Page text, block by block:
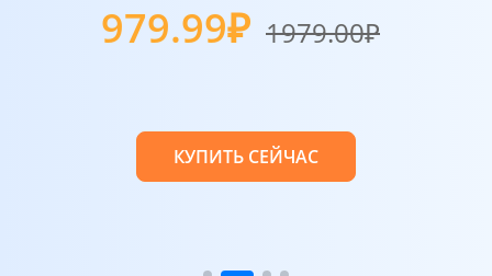
979.99₽ 1979.00₽
КУПИТЬ СЕЙЧАС